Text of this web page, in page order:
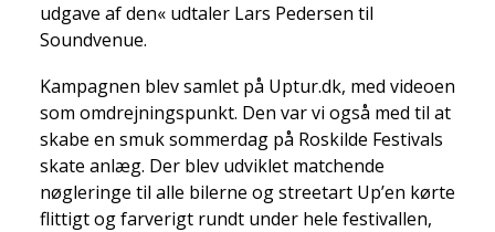
udgave af den« udtaler Lars Pedersen til
Soundvenue.
Kampagnen blev samlet på Uptur.dk, med videoen
som omdrejningspunkt. Den var vi også med til at
skabe en smuk sommerdag på Roskilde Festivals
skate anlæg. Der blev udviklet matchende
nøgleringe til alle bilerne og streetart Up’en kørte
flittigt og farverigt rundt under hele festivallen,